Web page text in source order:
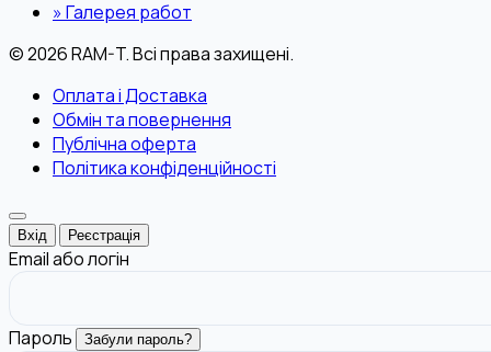
»Галерея работ
© 2026 RAM-T. Всі права захищені.
Оплата і Доставка
Обмін та повернення
Публічна оферта
Політика конфіденційності
Вхід Реєстрація
Email або логін
Пароль Забули пароль?